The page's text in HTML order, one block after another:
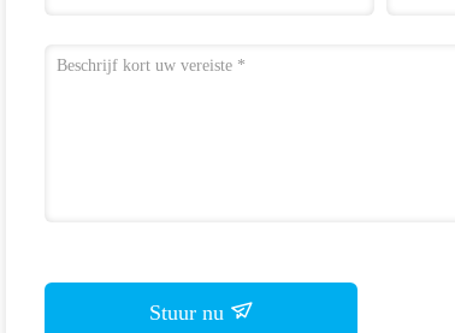
Stuur nu